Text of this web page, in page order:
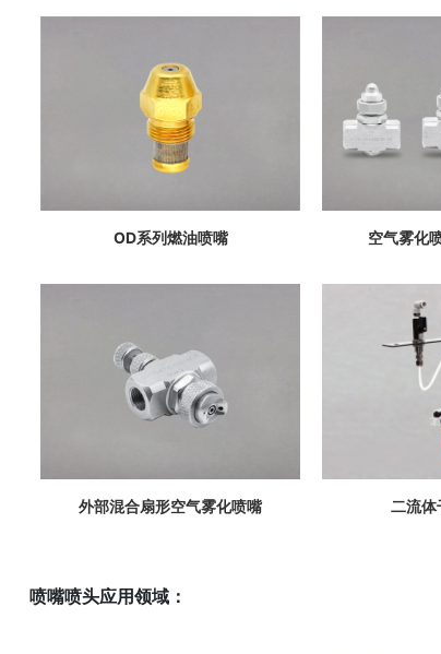
OD系列燃油喷嘴 空气雾化
外部混合扇形空气雾化喷嘴 二流体
喷嘴喷头应用领域：